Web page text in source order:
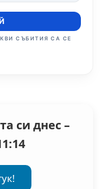
СЪБИТИЯ СА СЕ
си днес –